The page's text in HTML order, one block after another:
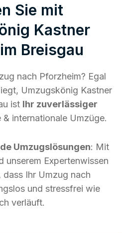
Sie mit
Kastner
Breisgau
nach Pforzheim? Egal
Umzugskönig Kastner
ist Ihr zuverlässiger
internationale Umzüge.
Umzugslösungen: Mit
unserem Expertenwissen
dass Ihr Umzug nach
und stressfrei wie
verläuft.